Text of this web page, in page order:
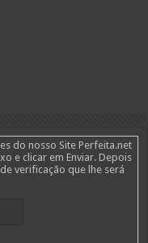
do nosso Site Perfeita.net
e clicar em Enviar. Depois
verificação que lhe será